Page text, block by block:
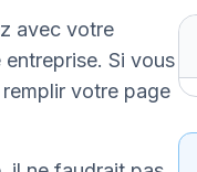
avec votre
Si vous
votre page